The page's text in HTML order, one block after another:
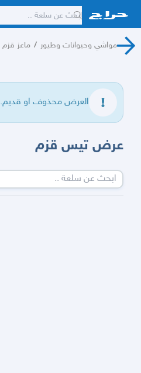
مواشي وحيوانات وطيور / ماعز قزم
العرض محذوف او قديم.
عرض تيس قزم